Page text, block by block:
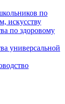
по
искусству
по здоровому
универсальной